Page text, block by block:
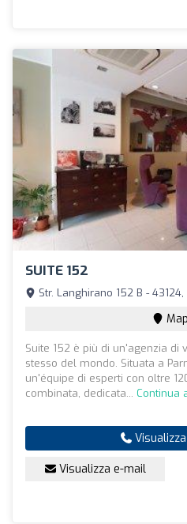
SUITE 152
Str. Langhirano 152 B -
Suite 152 è più di un'agenzia di
stesso del mondo. Situata a
un'équipe di esperti con oltre
combinata, dedicata... Continua
Visualizza e-mail